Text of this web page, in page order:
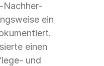
Nachher-
ein
einen
und